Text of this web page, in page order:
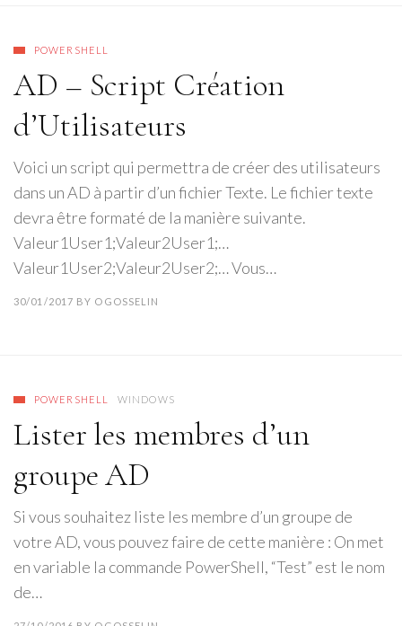
POWERSHELL
AD – Script Création
d’Utilisateurs
Voici un script qui permettra de créer des utilisateurs
dans un AD à partir d’un fichier Texte. Le fichier texte
devra être formaté de la manière suivante.
Valeur1User1;Valeur2User1;…
Valeur1User2;Valeur2User2;… Vous…
30/01/2017 BY OGOSSELIN
POWERSHELL WINDOWS
Lister les membres d’un
groupe AD
Si vous souhaitez liste les membre d’un groupe de
votre AD, vous pouvez faire de cette manière : On met
en variable la commande PowerShell, “Test” est le nom
de…